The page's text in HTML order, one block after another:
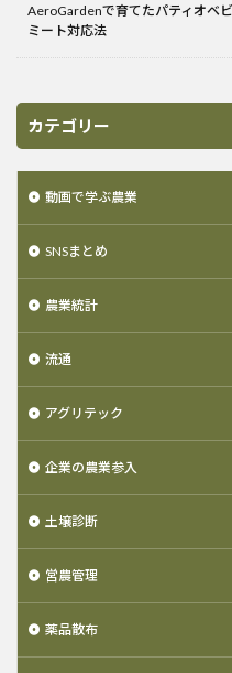
AeroGardenで育てたパティオベ
ミート対応法
カテゴリー
動画で学ぶ農業
SNSまとめ
農業統計
流通
アグリテック
企業の農業参入
土壌診断
営農管理
薬品散布